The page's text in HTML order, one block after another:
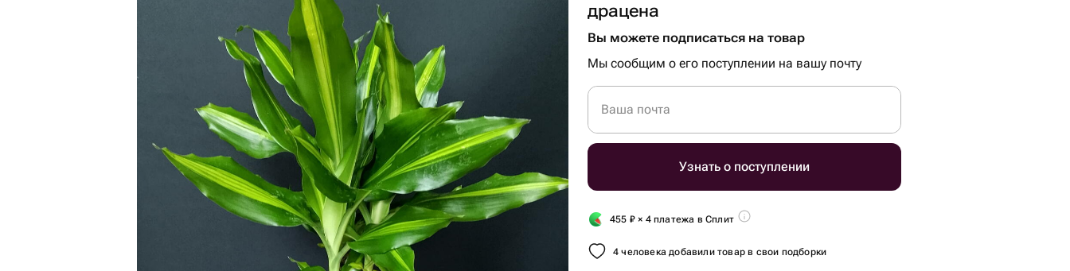
драцена
Вы можете подписаться на товар
Мы сообщим о его поступлении на вашу почту
Ваша почта
Узнать о поступлении
455 ₽ × 4 платежа в Сплит
4 человека добавили товар в свои подборки